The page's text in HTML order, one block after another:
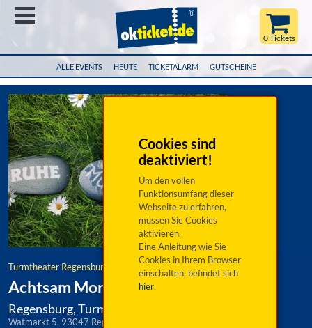
ALLE EVENTS HEUTE TICKETALARM GUTSCHEINE
0 Tickets
Cookies sind
deaktiviert!
Um den vollen
Funktionsumfang dieser
Webseite zu erfahren,
müssen Sie Cookies
aktivieren.
Eine Anleitung wie Sie
Cookies in Ihrem Browser
einschalten, befindet sich
hier.
Turmtheater Regensburg
Achtsam Morden
Regensburg, Turmtheater
Watmarkt 5, 93047 Regensburg